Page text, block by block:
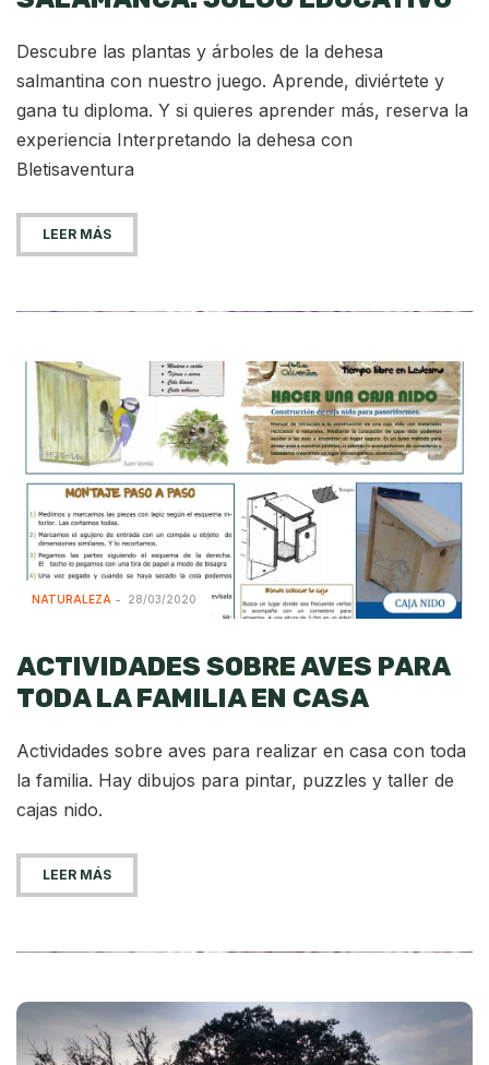
Descubre las plantas y árboles de la dehesa
salmantina con nuestro juego. Aprende, diviértete y
gana tu diploma. Y si quieres aprender más, reserva la
experiencia Interpretando la dehesa con
Bletisaventura
LEER MÁS
NATURALEZA 28/03/2020
ACTIVIDADES SOBRE AVES PARA
TODA LA FAMILIA EN CASA
Actividades sobre aves para realizar en casa con toda
la familia. Hay dibujos para pintar, puzzles y taller de
cajas nido.
LEER MÁS